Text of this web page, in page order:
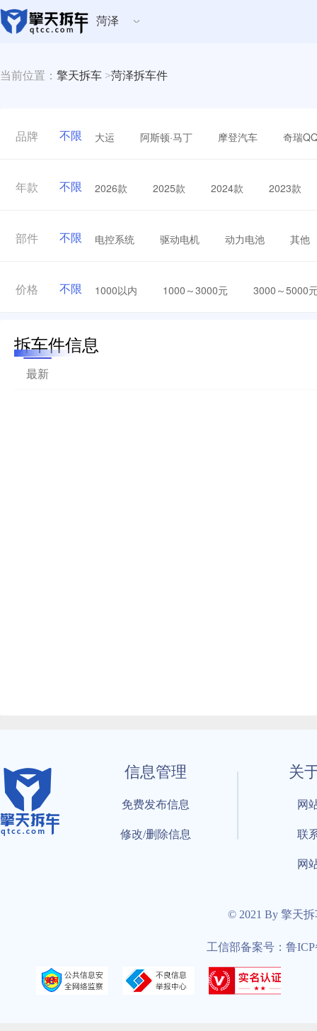
菏泽
当前位置： 擎天拆车 >菏泽拆车件
品牌 不限 大运 阿斯顿·马丁 摩登汽车 奇瑞
年款 不限 2026款 2025款 2024款 2023款
部件 不限 电控系统 驱动电机 动力电池 其他
价格 不限 1000以内 1000～3000元 3000～5000
拆车件信息
最新
信息管理
免费发布信息
修改/删除信息
关
网
联
网
© 2021 By 擎天
工信部备案号：鲁